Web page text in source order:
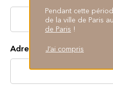
Adresse mail*:
Pendant cette
de la ville de Paris au
de Paris !
J’ai compris